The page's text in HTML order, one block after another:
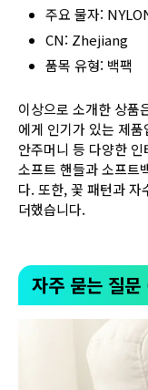
주요 물자:
CN: Zhejiang
품목 유형: 백팩
이상으로 소개한 상품
에게 인기가 있는 제
안주머니 등 다양한
소프트 핸들과 소프트
다. 또한, 꽃 패턴과 자
더했습니다.
자주 묻는 질